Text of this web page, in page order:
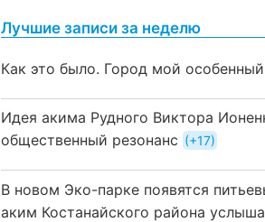
Лучшие записи за неделю
Как это было. Город мой особенный
Идея акима Рудного Виктора
общественный резонанс
+17
В новом Эко-парке появятся
аким Костанайского района